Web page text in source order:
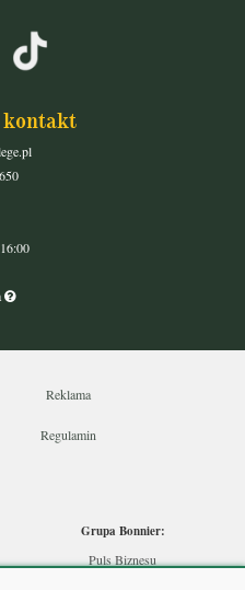
Reklama
Regulamin
Grupa Bonnier:
Puls Biznesu